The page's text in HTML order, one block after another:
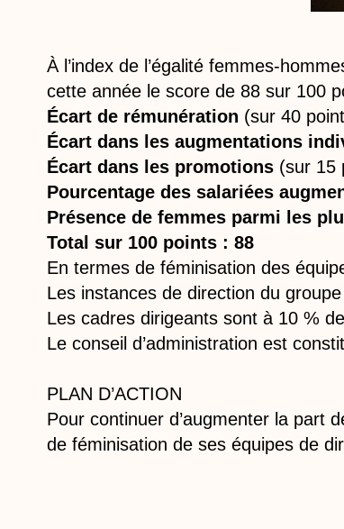
À l’index de l’égalité femmes-
cette année le score de 88 sur 100
Écart de rémunération (sur 40
Écart dans les augmentations
Écart dans les promotions (sur 15
Pourcentage des salariées
Présence de femmes parmi les
Total sur 100 points : 88
En termes de féminisation des
Les instances de direction du
Les cadres dirigeants sont à 10 %
Le conseil d’administration est
PLAN D’ACTION
Pour continuer d’augmenter la part
de féminisation de ses équipes de